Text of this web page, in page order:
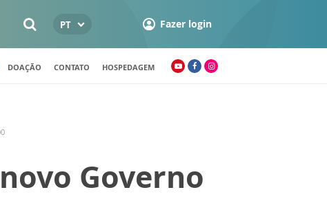
PT Fazer login
DOAÇÃO CONTATO HOSPEDAGEM
Governo